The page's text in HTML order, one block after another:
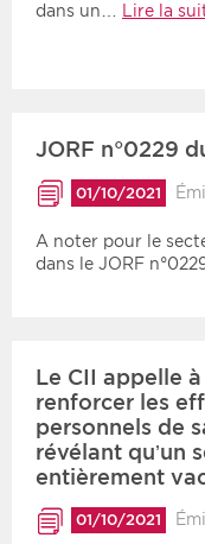
dans un… Lire la
JORF n°0229
01/10/2021
A noter pour le
dans le JORF
Le CII appelle
renforcer les
personnels de
révélant qu’un
entièrement
01/10/2021